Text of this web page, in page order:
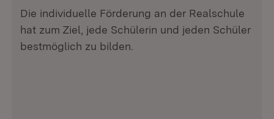
Die individuelle Förderung an der Realschule
hat zum Ziel, jede Schülerin und jeden Schüler
bestmöglich zu bilden.